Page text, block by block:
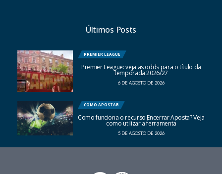
Últimos Posts
PREMIER LEAGUE
Premier League: veja as odds para o título da
temporada 2026/27
6 DE AGOSTO DE 2026
COMO APOSTAR
Como funciona o recurso Encerrar Aposta? Veja
como utilizar a ferramenta
5 DE AGOSTO DE 2026